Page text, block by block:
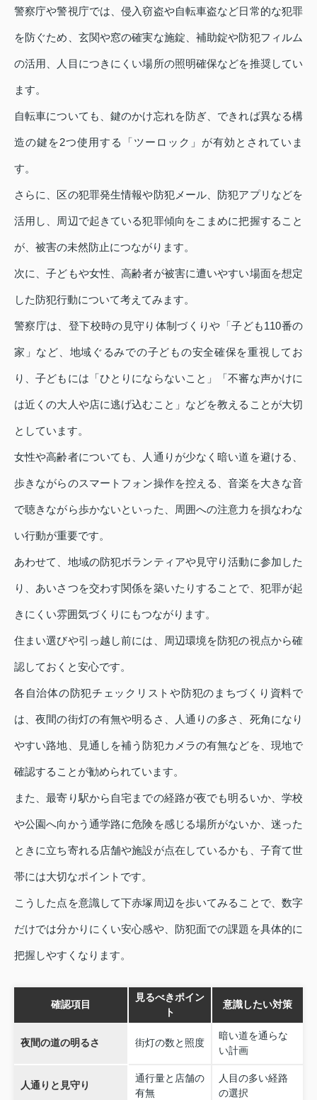
警察庁や警視庁では、侵入窃盗や自転車盗など日常的な犯罪
を防ぐため、玄関や窓の確実な施錠、補助錠や防犯フィルム
の活用、人目につきにくい場所の照明確保などを推奨してい
ます。
自転車についても、鍵のかけ忘れを防ぎ、できれば異なる構
造の鍵を2つ使用する「ツーロック」が有効とされていま
す。
さらに、区の犯罪発生情報や防犯メール、防犯アプリなどを
活用し、周辺で起きている犯罪傾向をこまめに把握すること
が、被害の未然防止につながります。
次に、子どもや女性、高齢者が被害に遭いやすい場面を想定
した防犯行動について考えてみます。
警察庁は、登下校時の見守り体制づくりや「子ども110番の
家」など、地域ぐるみでの子どもの安全確保を重視してお
り、子どもには「ひとりにならないこと」「不審な声かけに
は近くの大人や店に逃げ込むこと」などを教えることが大切
としています。
女性や高齢者についても、人通りが少なく暗い道を避ける、
歩きながらのスマートフォン操作を控える、音楽を大きな音
で聴きながら歩かないといった、周囲への注意力を損なわな
い行動が重要です。
あわせて、地域の防犯ボランティアや見守り活動に参加した
り、あいさつを交わす関係を築いたりすることで、犯罪が起
きにくい雰囲気づくりにもつながります。
住まい選びや引っ越し前には、周辺環境を防犯の視点から確
認しておくと安心です。
各自治体の防犯チェックリストや防犯のまちづくり資料で
は、夜間の街灯の有無や明るさ、人通りの多さ、死角になり
やすい路地、見通しを補う防犯カメラの有無などを、現地で
確認することが勧められています。
また、最寄り駅から自宅までの経路が夜でも明るいか、学校
や公園へ向かう通学路に危険を感じる場所がないか、迷った
ときに立ち寄れる店舗や施設が点在しているかも、子育て世
帯には大切なポイントです。
こうした点を意識して下赤塚周辺を歩いてみることで、数字
だけでは分かりにくい安心感や、防犯面での課題を具体的に
把握しやすくなります。
確認項目
見るべきポイン
ト
意識したい対策
夜間の道の明るさ 街灯の数と照度
暗い道を通らな
い計画
人通りと見守り
通行量と店舗の
有無
人目の多い経路
の選択